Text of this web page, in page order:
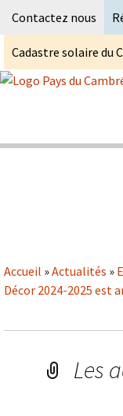
Contactez nous
Cadastre solaire du
Accueil »Actualités »
Décor 2024-2025 est
Les